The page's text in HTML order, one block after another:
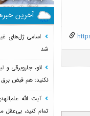
سرنوشت
آخرین
اسامی ژل‌های
شد
اتو، جاروبرقی
نکنید؛ هم قبض
آیت الله
تمام کنید،